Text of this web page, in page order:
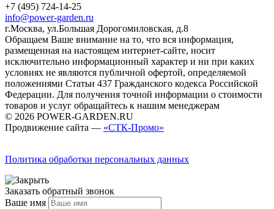
+7 (495) 724-14-25
info@power-garden.ru
г.Москва, ул.Большая Дорогомиловская, д.8
Обращаем Ваше внимание на то, что вся информация,
размещенная на настоящем интернет-сайте, носит
исключительно информационный характер и ни при каких
условиях не являются публичной офертой, определяемой
положениями Статьи 437 Гражданского кодекса Российской
Федерации. Для получения точной информации о стоимости
товаров и услуг обращайтесь к нашим менеджерам
© 2026 POWER-GARDEN.RU
Продвижение сайта — «СТК-Промо»
Политика обработки персональных данных
Заказать обратный звонок
Ваше имя